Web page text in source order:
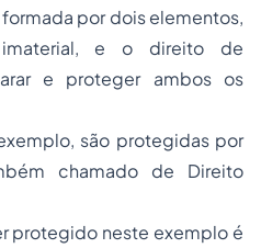
por dois elementos,
e o direito de
e proteger ambos os
são protegidas por
chamado de Direito
protegido neste exemplo é